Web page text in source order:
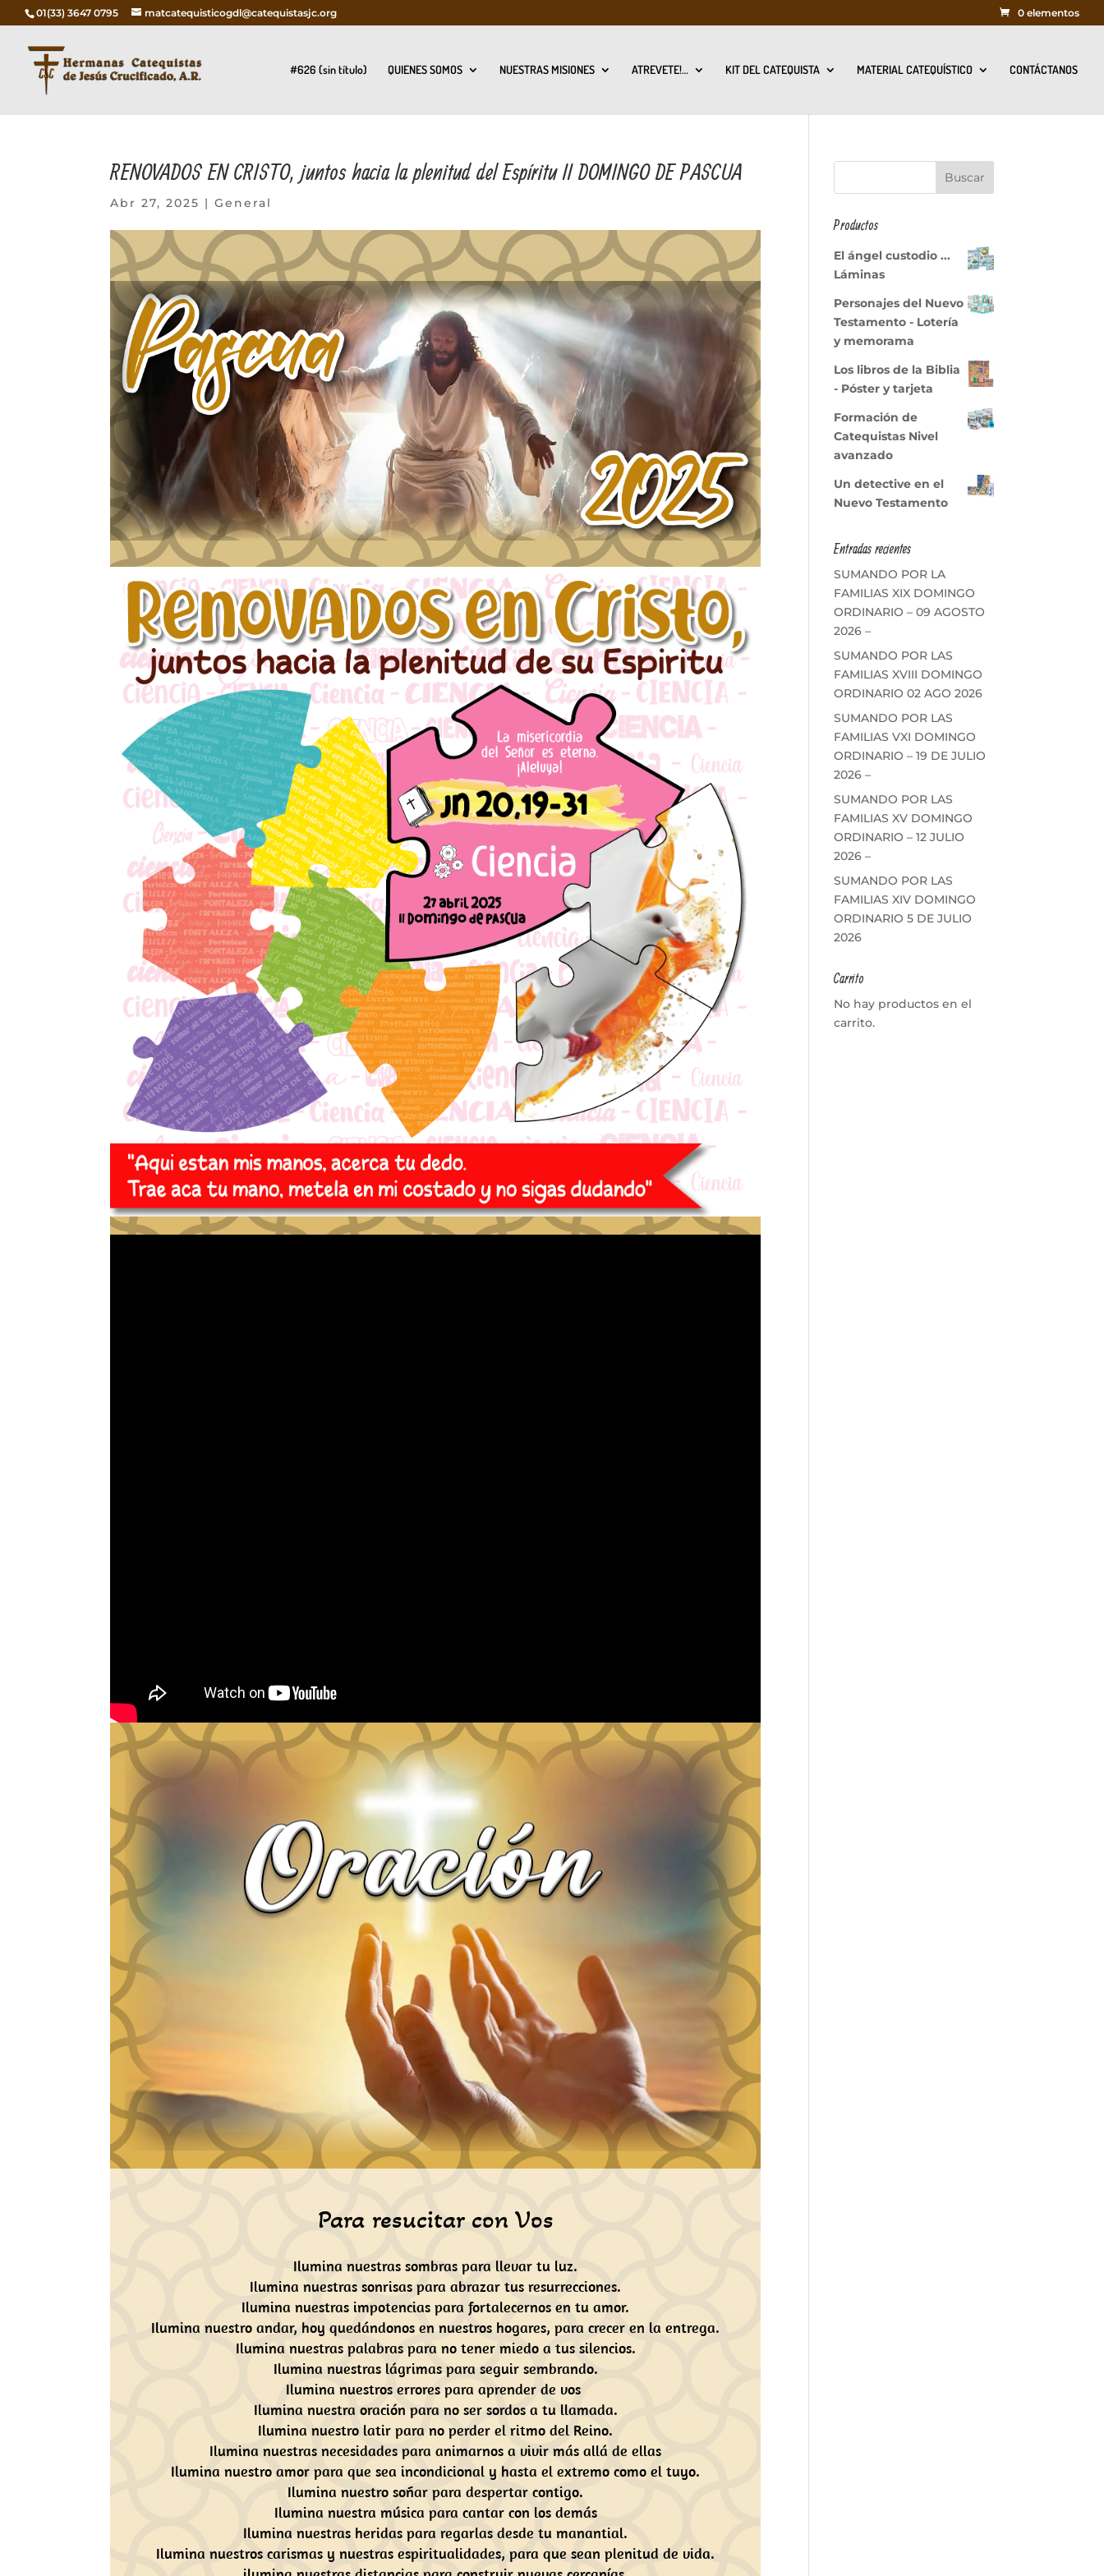
01(33) 3647 0795 matcatequisticogdl@catequistasjc.org 0 elementos
#626 (sin título) QUIENES SOMOS NUESTRAS MISIONES ATREVETE!… KIT DEL CATEQUISTA MATERIAL CATEQUÍSTICO CONTÁCTANOS
RENOVADOS EN CRISTO, juntos hacia la plenitud del Espíritu II DOMINGO DE PASCUA
Abr 27, 2025 |General
Para resucitar con Vos
Ilumina nuestras sombras para llevar tu luz.
Ilumina nuestras sonrisas para abrazar tus resurrecciones.
Ilumina nuestras impotencias para fortalecernos en tu amor.
Ilumina nuestro andar, hoy quedándonos en nuestros hogares, para crecer en la entrega.
Ilumina nuestras palabras para no tener miedo a tus silencios.
Ilumina nuestras lágrimas para seguir sembrando.
Ilumina nuestros errores para aprender de vos
Ilumina nuestra oración para no ser sordos a tu llamada.
Ilumina nuestro latir para no perder el ritmo del Reino.
Ilumina nuestras necesidades para animarnos a vivir más allá de ellas
Ilumina nuestro amor para que sea incondicional y hasta el extremo como el tuyo.
Ilumina nuestro soñar para despertar contigo.
Ilumina nuestra música para cantar con los demás
Ilumina nuestras heridas para regarlas desde tu manantial.
Ilumina nuestros carismas y nuestras espiritualidades, para que sean plenitud de vida.
Productos
El ángel custodio ...
Láminas
Personajes del Nuevo
Testamento - Lotería
y memorama
Los libros de la Biblia
- Póster y tarjeta
Formación de
Catequistas Nivel
avanzado
Un detective en el
Nuevo Testamento
Entradas recientes
SUMANDO POR LA
FAMILIAS XIX DOMINGO
ORDINARIO – 09 AGOSTO
2026 –
SUMANDO POR LAS
FAMILIAS XVIII DOMINGO
ORDINARIO 02 AGO 2026
SUMANDO POR LAS
FAMILIAS VXI DOMINGO
ORDINARIO – 19 DE JULIO
2026 –
SUMANDO POR LAS
FAMILIAS XV DOMINGO
ORDINARIO – 12 JULIO
2026 –
SUMANDO POR LAS
FAMILIAS XIV DOMINGO
ORDINARIO 5 DE JULIO
2026
Carrito
No hay productos en el
carrito.